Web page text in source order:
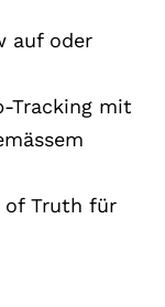
auf oder
Tracking mit
of Truth für